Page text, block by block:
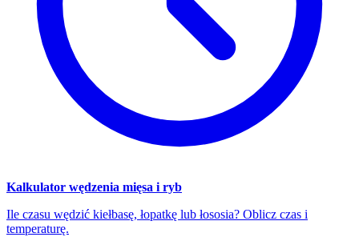
Kalkulator wędzenia mięsa i ryb
Ile czasu wędzić kiełbasę, łopatkę lub łososia? Oblicz czas i
temperaturę.